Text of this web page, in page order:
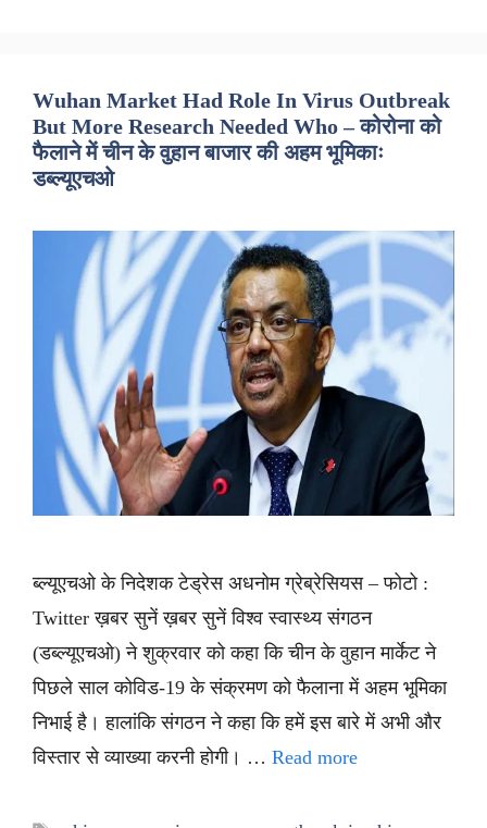
Wuhan Market Had Role In Virus Outbreak
But More Research Needed Who – कोरोना को
फैलाने में चीन के वुहान बाजार की अहम भूमिकाः
डब्ल्यूएचओ
ब्ल्यूएचओ के निदेशक टेड्रेस अधनोम ग्रेब्रेसियस – फोटो :
Twitter ख़बर सुनें ख़बर सुनें विश्व स्वास्थ्य संगठन
(डब्ल्यूएचओ) ने शुक्रवार को कहा कि चीन के वुहान मार्केट ने
पिछले साल कोविड-19 के संक्रमण को फैलाना में अहम भूमिका
निभाई है। हालांकि संगठन ने कहा कि हमें इस बारे में अभी और
विस्तार से व्याख्या करनी होगी। … Read more